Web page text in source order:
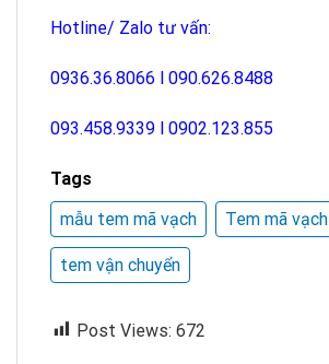
Hotline/ Zalo tư vấn:
0936.36.8066 l 090.626.8488
093.458.9339 l 0902.123.855
Tags
mẫu tem mã vạch
Tem mã vạch
tem vận chuyển
Post Views: 672